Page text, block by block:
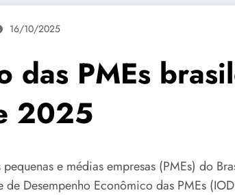
16/10/2025
das PMEs
2025
e médias empresas (PMEs) do
Desempenho Econômico das PMEs